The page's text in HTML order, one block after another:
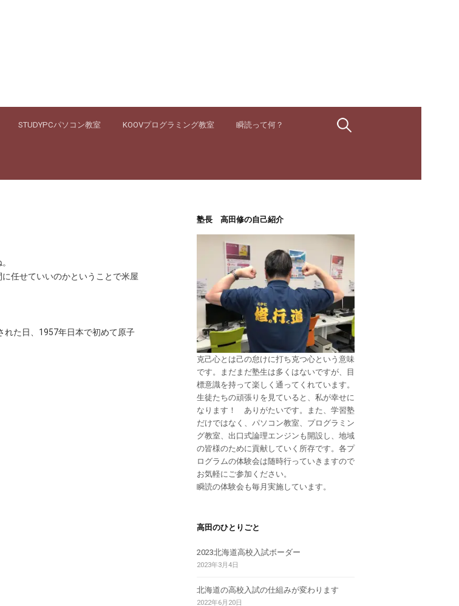
STUDYPCパソコン教室 KOOVプログラミング教室 瞬読って何？ 検
任せていいのかということで米屋
た日、1957年日本で初めて原子
塾長 高田修の自己紹介
克己心とは己の怠けに打ち克つ心という意味
です。まだまだ塾生は多くはないですが、目
標意識を持って楽しく通ってくれています。
生徒たちの頑張りを見ていると、私が幸せに
なります！ ありがたいです。また、学習塾
だけではなく、パソコン教室、プログラミン
グ教室、出口式論理エンジンも開設し、地域
の皆様のために貢献していく所存です。各プ
ログラムの体験会は随時行っていきますので
お気軽にご参加ください。
瞬読の体験会も毎月実施しています。
高田のひとりごと
2023北海道高校入試ボーダー
2023年3月4日
北海道の高校入試の仕組みが変わります
2022年6月20日